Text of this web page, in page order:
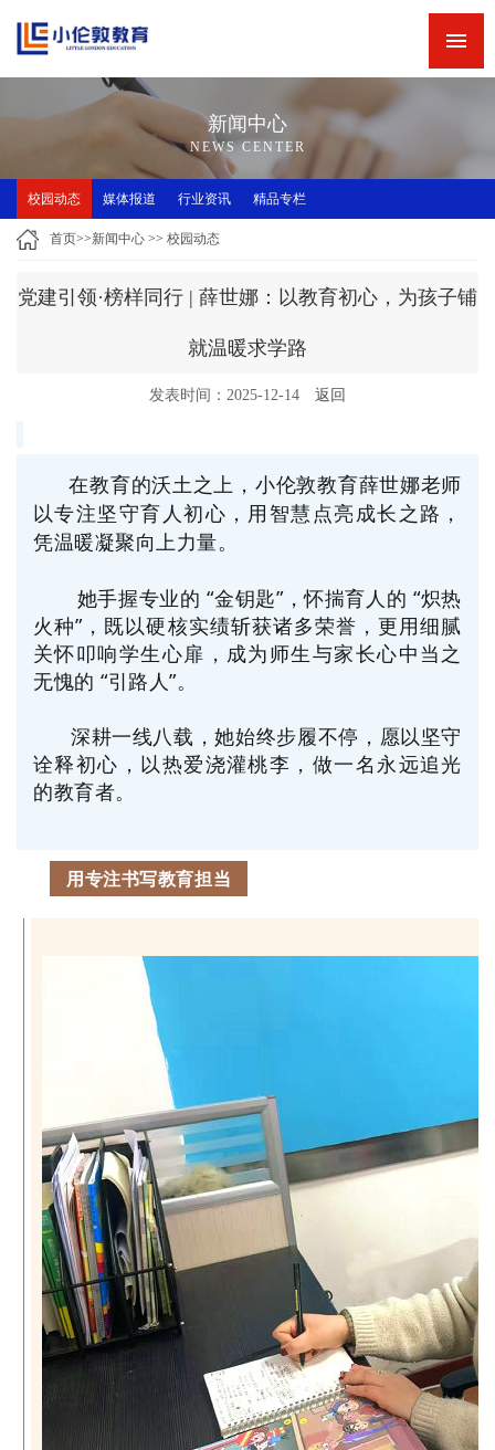
新闻中心
精品课程
师资力量
新闻中心
NEWS CENTER
校园动态 媒体报道 行业资讯 精品专栏
首页>>新闻中心 >> 校园动态
党建引领·榜样同行 | 薛世娜：以教育初心，为孩子铺
就温暖求学路​
发表时间：2025-12-14 返回
在教育的沃土之上，小伦敦教育薛世娜老师
以专注坚守育人初心，用智慧点亮成长之路，
凭温暖凝聚向上力量。
她手握专业的 “金钥匙”，怀揣育人的 “炽热
火种”，既以硬核实绩斩获诸多荣誉，更用细腻
关怀叩响学生心扉，成为师生与家长心中当之
无愧的 “引路人”。
深耕一线八载，她始终步履不停，愿以坚守
诠释初心，以热爱浇灌桃李，做一名永远追光
的教育者。
用专注书写教育担当